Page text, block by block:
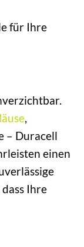
für Ihre
,
– Duracell
einen
Ihre